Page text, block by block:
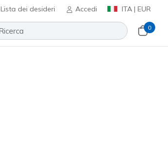
Lista dei desideri Accedi ITA | EUR
0